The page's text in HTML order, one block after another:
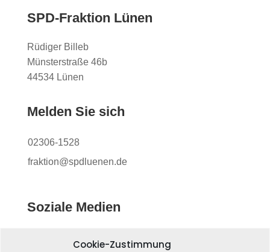
Cookie-Zustimmung
SPD-Fraktion Lünen
Rüdiger Billeb
Münsterstraße 46b
44534 Lünen
Melden Sie sich
02306-1528
fraktion@spdluenen.de
Soziale Medien